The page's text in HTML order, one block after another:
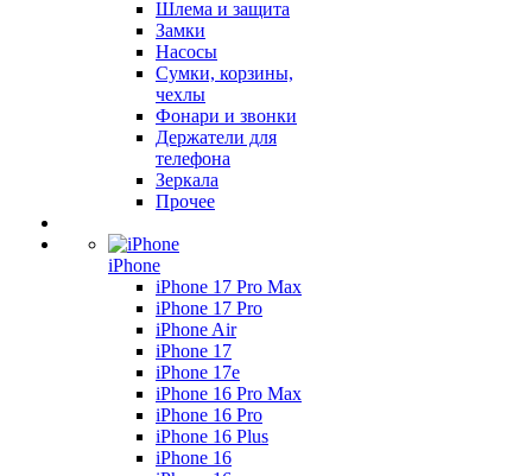
Шлема и защита
Замки
Насосы
Сумки, корзины,
чехлы
Фонари и звонки
Держатели для
телефона
Зеркала
Прочее
iPhone
iPhone 17 Pro Max
iPhone 17 Pro
iPhone Air
iPhone 17
iPhone 17e
iPhone 16 Pro Max
iPhone 16 Pro
iPhone 16 Plus
iPhone 16